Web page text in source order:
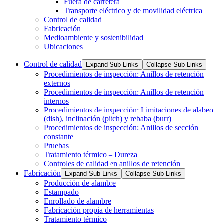
Fuera de carretera
Transporte eléctrico y de movilidad eléctrica
Control de calidad
Fabricación
Medioambiente y sostenibilidad
Ubicaciones
Control de calidad Expand Sub Links Collapse Sub Links
Procedimientos de inspección: Anillos de retención
externos
Procedimientos de inspección: Anillos de retención
internos
Procedimientos de inspección: Limitaciones de alabeo
(dish), inclinación (pitch) y rebaba (burr)
Procedimientos de inspección: Anillos de sección
constante
Pruebas
Tratamiento térmico – Dureza
Controles de calidad en anillos de retención
Fabricación
Expand Sub Links Collapse Sub Links
Producción de alambre
Estampado
Enrollado de alambre
Fabricación propia de herramientas
Tratamiento térmico